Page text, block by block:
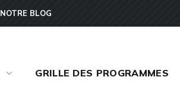
NOTRE BLOG
GRILLE DES PROGRAMMES